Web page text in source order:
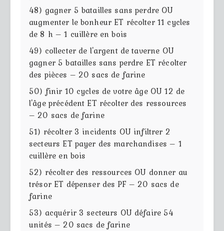
48) gagner 5 batailles sans perdre OU
augmenter le bonheur ET récolter 11 cycles
de 8 h – 1 cuillère en bois
49) collecter de l'argent de taverne OU
gagner 5 batailles sans perdre ET récolter
des pièces – 20 sacs de farine
50) finir 10 cycles de votre âge OU 12 de
l'âge précédent ET récolter des ressources
– 20 sacs de farine
51) récolter 3 incidents OU infiltrer 2
secteurs ET payer des marchandises – 1
cuillère en bois
52) récolter des ressources OU donner au
trésor ET dépenser des PF – 20 sacs de
farine
53) acquérir 3 secteurs OU défaire 54
unités – 20 sacs de farine